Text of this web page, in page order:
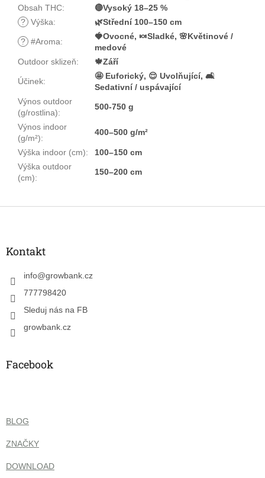
Obsah THC:
🔴Vysoký 18–25 %
? Výška: 🌿Střední 100–150 cm
? #Aroma:
🍓Ovocné, 🍬Sladké, 🌸Květinové /
medové
Outdoor sklizeň: 🍁Září
Účinek:
🤩 Euforický, 😌 Uvolňující, 🛋️
Sedativní / uspávající
Výnos outdoor
(g/rostlina):
500-750 g
Výnos indoor
(g/m²):
400–500 g/m²
Výška indoor (cm):
100–150 cm
Výška outdoor
(cm):
150–200 cm
Z
Kontakt
info@growbank.cz
777798420
Sleduj nás na FB
growbank.cz
Facebook
BLOG
ZNAČKY
DOWNLOAD